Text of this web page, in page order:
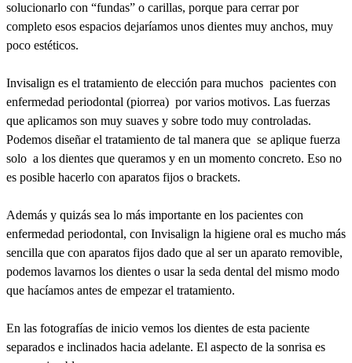
solucionarlo con “fundas” o carillas, porque para cerrar por
completo esos espacios dejaríamos unos dientes muy anchos, muy
poco estéticos.
Invisalign es el tratamiento de elección para muchos pacientes con
enfermedad periodontal (piorrea) por varios motivos. Las fuerzas
que aplicamos son muy suaves y sobre todo muy controladas.
Podemos diseñar el tratamiento de tal manera que se aplique fuerza
solo a los dientes que queramos y en un momento concreto. Eso no
es posible hacerlo con aparatos fijos o brackets.
Además y quizás sea lo más importante en los pacientes con
enfermedad periodontal, con Invisalign la higiene oral es mucho más
sencilla que con aparatos fijos dado que al ser un aparato removible,
podemos lavarnos los dientes o usar la seda dental del mismo modo
que hacíamos antes de empezar el tratamiento.
En las fotografías de inicio vemos los dientes de esta paciente
separados e inclinados hacia adelante. El aspecto de la sonrisa es